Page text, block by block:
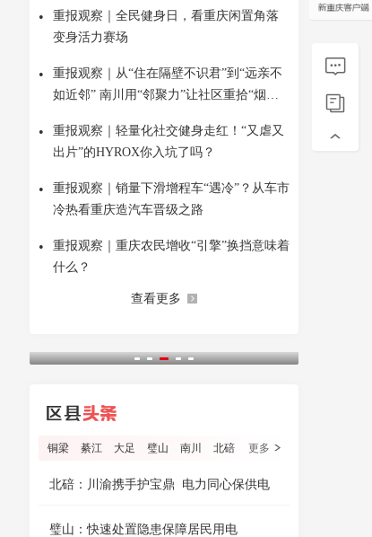
•
重报观察｜全民健身日，看重庆闲置角落
变身活力赛场
•
重报观察｜从“住在隔壁不识君”到“远亲不
如近邻” 南川用“邻聚力”让社区重拾“烟火
•
重报观察｜轻量化社交健身走红！“又虐又
出片”的HYROX你入坑了吗？
•
重报观察｜销量下滑增程车“遇冷”？从车市
冷热看重庆造汽车晋级之路
•
重报观察｜重庆农民增收“引擎”换挡意味着
什么？
查看更多
铜梁 綦江 大足 璧山 南川 北碚 更多
北碚：川渝携手护宝鼎 电力同心保供电
璧山：快速处置隐患保障居民用电